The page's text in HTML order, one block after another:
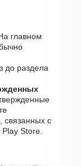
главном
до раздела
связанных с
Store.